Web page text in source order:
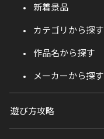
新着景品
カテゴリから探す
作品名から探す
メーカーから探す
遊び方攻略